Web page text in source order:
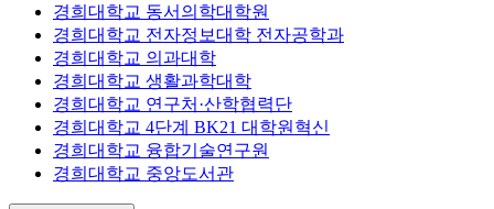
경희대학교 동서의학대학원
경희대학교 전자정보대학 전자공학과
경희대학교 의과대학
경희대학교 생활과학대학
경희대학교 연구처·산학협력단
경희대학교 4단계 BK21 대학원혁신
경희대학교 융합기술연구원
경희대학교 중앙도서관